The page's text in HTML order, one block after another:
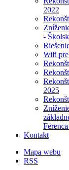
2022
-
Wifi pre
2025
Kontakt
Mapa webu
RSS